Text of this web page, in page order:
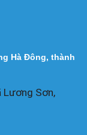
Hà Đông, thành
Sơn,